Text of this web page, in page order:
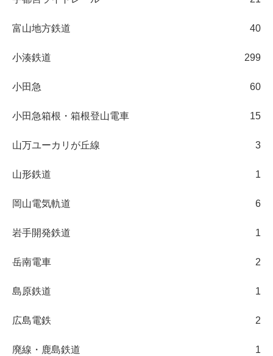
富山地方鉄道 40
小湊鉄道 299
小田急 60
小田急箱根・箱根登山電車 15
山万ユーカリが丘線 3
山形鉄道 1
岡山電気軌道 6
岩手開発鉄道 1
岳南電車 2
島原鉄道 1
広島電鉄 2
廃線・鹿島鉄道 1